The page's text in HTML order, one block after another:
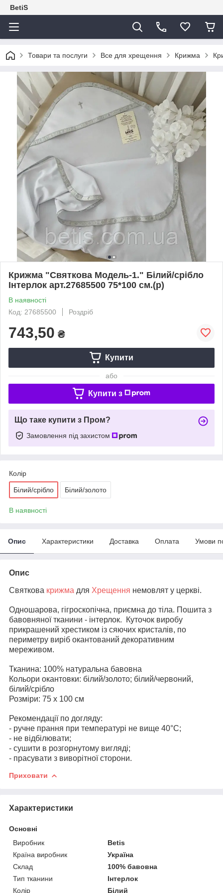
BetiS
Товари та послуги Все для хрещення Крижма
Крижма "Святкова Модель-1." Білий/срібло
Інтерлок арт.27685500 75*100 см.(р)
В наявності
Код: 27685500
Роздріб
743,50 ₴
Купити
або
Купити з
Що таке купити з Пром?
Замовлення під захистом
Колір
Білий/срібло Білий/золото
В наявності
Опис Характеристики Доставка Оплата Умови
Опис
Святкова крижма для Хрещення немовлят у церкві.
Одношарова, гігроскопічна, приємна до тіла. Пошита з
бавовняної тканини - інтерлок. Куточок виробу
прикрашений хрестиком із сяючих кристалів, по
периметру виріб окантований декоративним
мереживом.
Тканина: 100% натуральна бавовна
Кольори окантовки: білий/золото; білий/червоний,
білий/срібло
Розміри: 75 х 100 см
Рекомендації по догляду:
- ручне прання при температурі не вище 40°С;
- не відбілювати;
- сушити в розгорнутому вигляді;
- прасувати з виворітної сторони.
Приховати
Характеристики
Основні
Виробник
Betis
Країна виробник
Україна
Склад
100% бавовна
Тип тканини
Інтерлок
Колір
Білий